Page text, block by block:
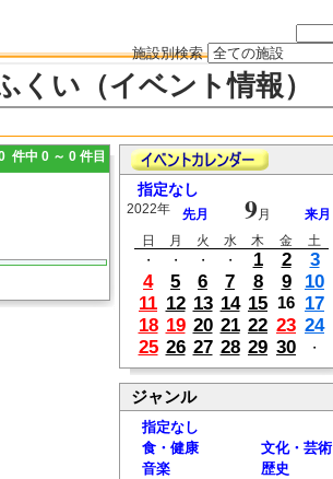
施設別検索
くい（イベント情報）
件中 0 ～ 0 件目
指定なし
2022年 先月 9月
来月
日
月 火 水 木 金
土
・
・ ・ ・ 1 2
3
4
5 6 7 8 9
10
11 12 13 14 15 16
17
18 19 20 21 22 23 24
25 26 27 28 29 30 ・
ジャンル
指定なし
食・健康
文化・芸術
音楽
歴史